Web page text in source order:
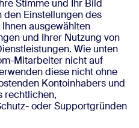
Stimme und Ihr Bild
Einstellungen des
ausgewählten
und Ihrer Nutzung von
Wie unten
Mitarbeiter nicht auf
diese nicht ohne
Kontoinhabers und
rechtlichen,
oder Supportgründen